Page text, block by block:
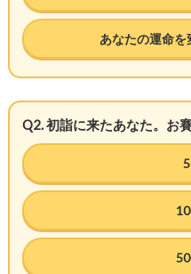
あなたの運命
Q2. 初詣に来たあなた。お